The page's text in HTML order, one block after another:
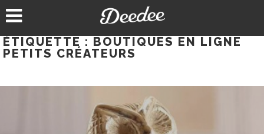
au
ÉTIQUETTE : BOUTIQUES EN LIGNE
PETITS CRÉATEURS